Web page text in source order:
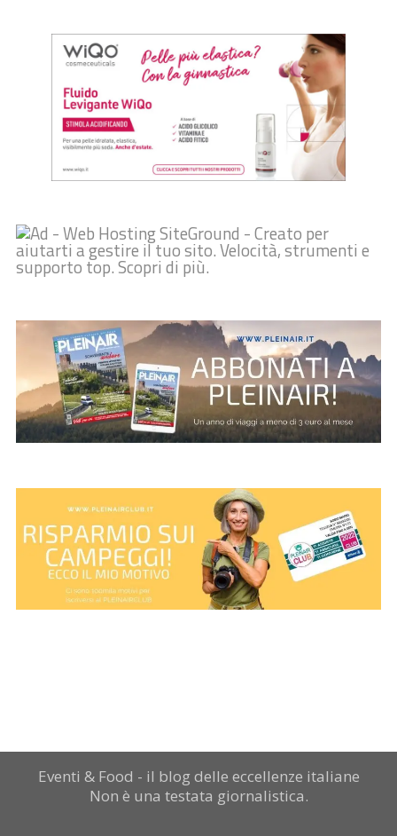
Eventi & Food - il blog delle eccellenze italiane
Non è una testata giornalistica.